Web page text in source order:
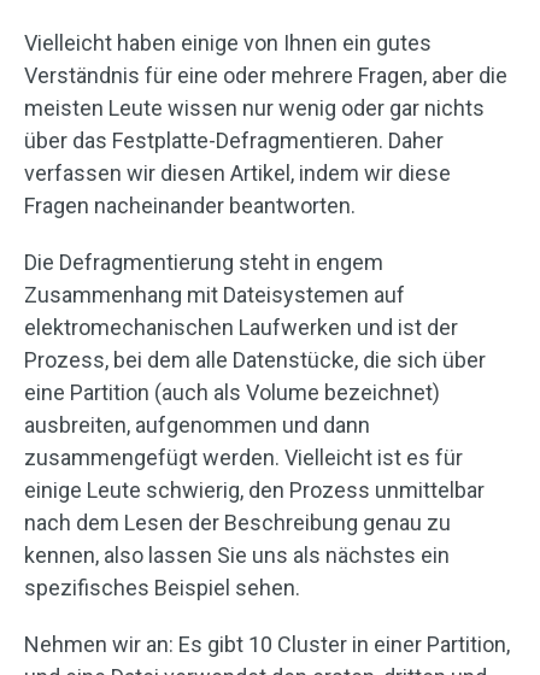
Vielleicht haben einige von Ihnen ein gutes
Verständnis für eine oder mehrere Fragen, aber die
meisten Leute wissen nur wenig oder gar nichts
über das Festplatte-Defragmentieren. Daher
verfassen wir diesen Artikel, indem wir diese
Fragen nacheinander beantworten.
Die Defragmentierung steht in engem
Zusammenhang mit Dateisystemen auf
elektromechanischen Laufwerken und ist der
Prozess, bei dem alle Datenstücke, die sich über
eine Partition (auch als Volume bezeichnet)
ausbreiten, aufgenommen und dann
zusammengefügt werden. Vielleicht ist es für
einige Leute schwierig, den Prozess unmittelbar
nach dem Lesen der Beschreibung genau zu
kennen, also lassen Sie uns als nächstes ein
spezifisches Beispiel sehen.
Nehmen wir an: Es gibt 10 Cluster in einer Partition,